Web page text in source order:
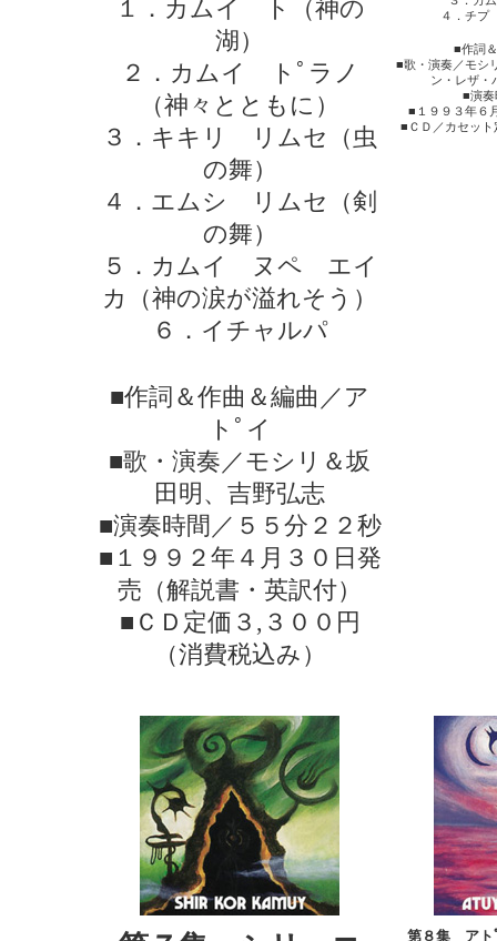
１．カムイ ト（神の
湖）
２．カムイ トﾟラノ
（神々とともに）
３．キキリ リムセ（虫
の舞）
４．エムシ リムセ（剣
の舞）
５．カムイ ヌペ エイ
カ（神の涙が溢れそう）
６．イチャルパ
■作詞＆作曲＆編曲／ア
トﾟイ
■歌・演奏／モシリ＆坂
田明、吉野弘志
■演奏時間／５５分２２秒
■１９９２年４月３０日発
売（解説書・英訳付）
■ＣＤ定価３,３００円
（消費税込み）
４．チプ
■作詞
■歌・演奏／モシ
ン・レザ・
■演奏
■１９９３年６
■ＣＤ／カセット
第８集 ア